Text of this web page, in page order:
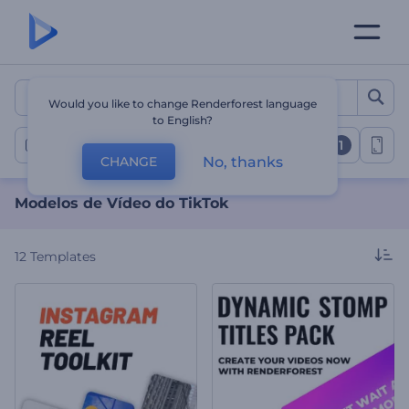
Modelos de Vídeo do
Vídeos do Tiktok 1
Modelos de Vídeo do TikTok
12 Templates
Would you like to change Renderforest language
to English?
CHANGE No, thanks